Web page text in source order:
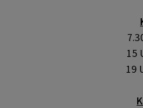
15
19